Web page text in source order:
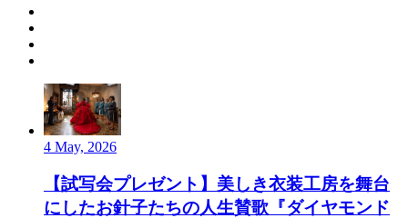
4 May, 2026
【試写会プレゼント】美しき衣装工房を舞台
にしたお針子たちの人生賛歌『ダイヤモンド